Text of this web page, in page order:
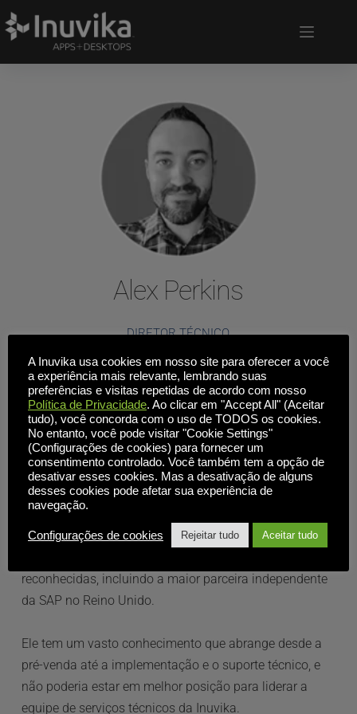
Alex Perkins
DIRETOR TÉCNICO
Como Diretor Técnico, Alex é responsável por garantir
que os clientes tenham uma ótima experiência desde o
momento em que iniciam sua jornada com a Inuvika,
até o suporte pós-venda.
Alex tem mais de 20 anos de experiência em TI e
trabalhou em diversos setores, incluindo e-learning,
consultoria, engenharia e centros de dados. Ele
reconhecidas, incluindo a maior parceira independente
da SAP no Reino Unido.
Ele tem um vasto conhecimento que abrange desde a
pré-venda até a implementação e o suporte técnico, e
não poderia estar em melhor posição para liderar a
equipe de serviços técnicos da Inuvika.
A Inuvika usa cookies em nosso site para oferecer a você
a experiência mais relevante, lembrando suas
preferências e visitas repetidas de acordo com nosso
Política de Privacidade. Ao clicar em "Accept All" (Aceitar
tudo), você concorda com o uso de TODOS os cookies.
No entanto, você pode visitar "Cookie Settings"
(Configurações de cookies) para fornecer um
consentimento controlado. Você também tem a opção de
desativar esses cookies. Mas a desativação de alguns
desses cookies pode afetar sua experiência de
navegação.
Configurações de cookies Rejeitar tudo Aceitar tudo